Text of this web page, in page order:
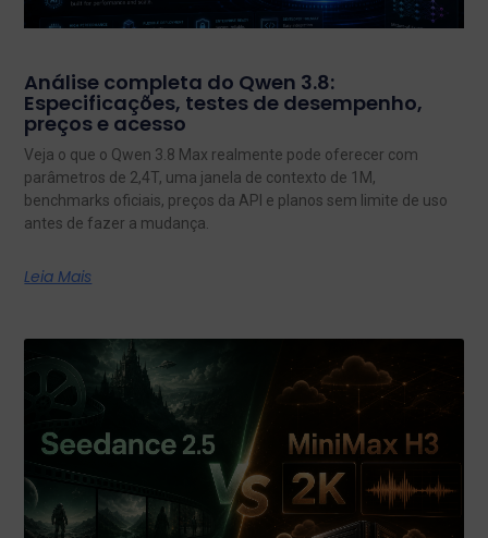
Análise completa do Qwen 3.8:
Especificações, testes de desempenho,
preços e acesso
Veja o que o Qwen 3.8 Max realmente pode oferecer com
parâmetros de 2,4T, uma janela de contexto de 1M,
benchmarks oficiais, preços da API e planos sem limite de uso
antes de fazer a mudança.
Leia Mais